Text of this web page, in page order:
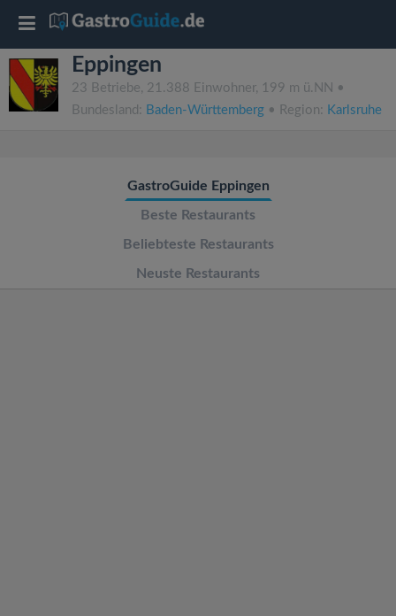
Eppingen
23 Betriebe, 21.388 Einwohner, 199 m ü.NN •
Bundesland: Baden-Württemberg • Region: Karlsruhe
GastroGuide Eppingen
Beste Restaurants
Beliebteste Restaurants
Neuste Restaurants
T
o
g